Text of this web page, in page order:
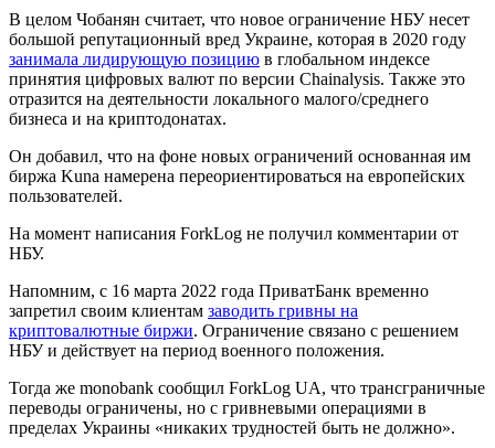
В целом Чобанян считает, что новое ограничение НБУ несет
большой репутационный вред Украине, которая в 2020 году
занимала лидирующую позицию в глобальном индексе
принятия цифровых валют по версии Chainalysis. Также это
отразится на деятельности локального малого/среднего
бизнеса и на криптодонатах.
Он добавил, что на фоне новых ограничений основанная им
биржа Kuna намерена переориентироваться на европейских
пользователей.
На момент написания ForkLog не получил комментарии от
НБУ.
Напомним, с 16 марта 2022 года ПриватБанк временно
запретил своим клиентам заводить гривны на
криптовалютные биржи. Ограничение связано с решением
НБУ и действует на период военного положения.
Тогда же monobank сообщил ForkLog UA, что трансграничные
переводы ограничены, но с гривневыми операциями в
пределах Украины «никаких трудностей быть не должно».